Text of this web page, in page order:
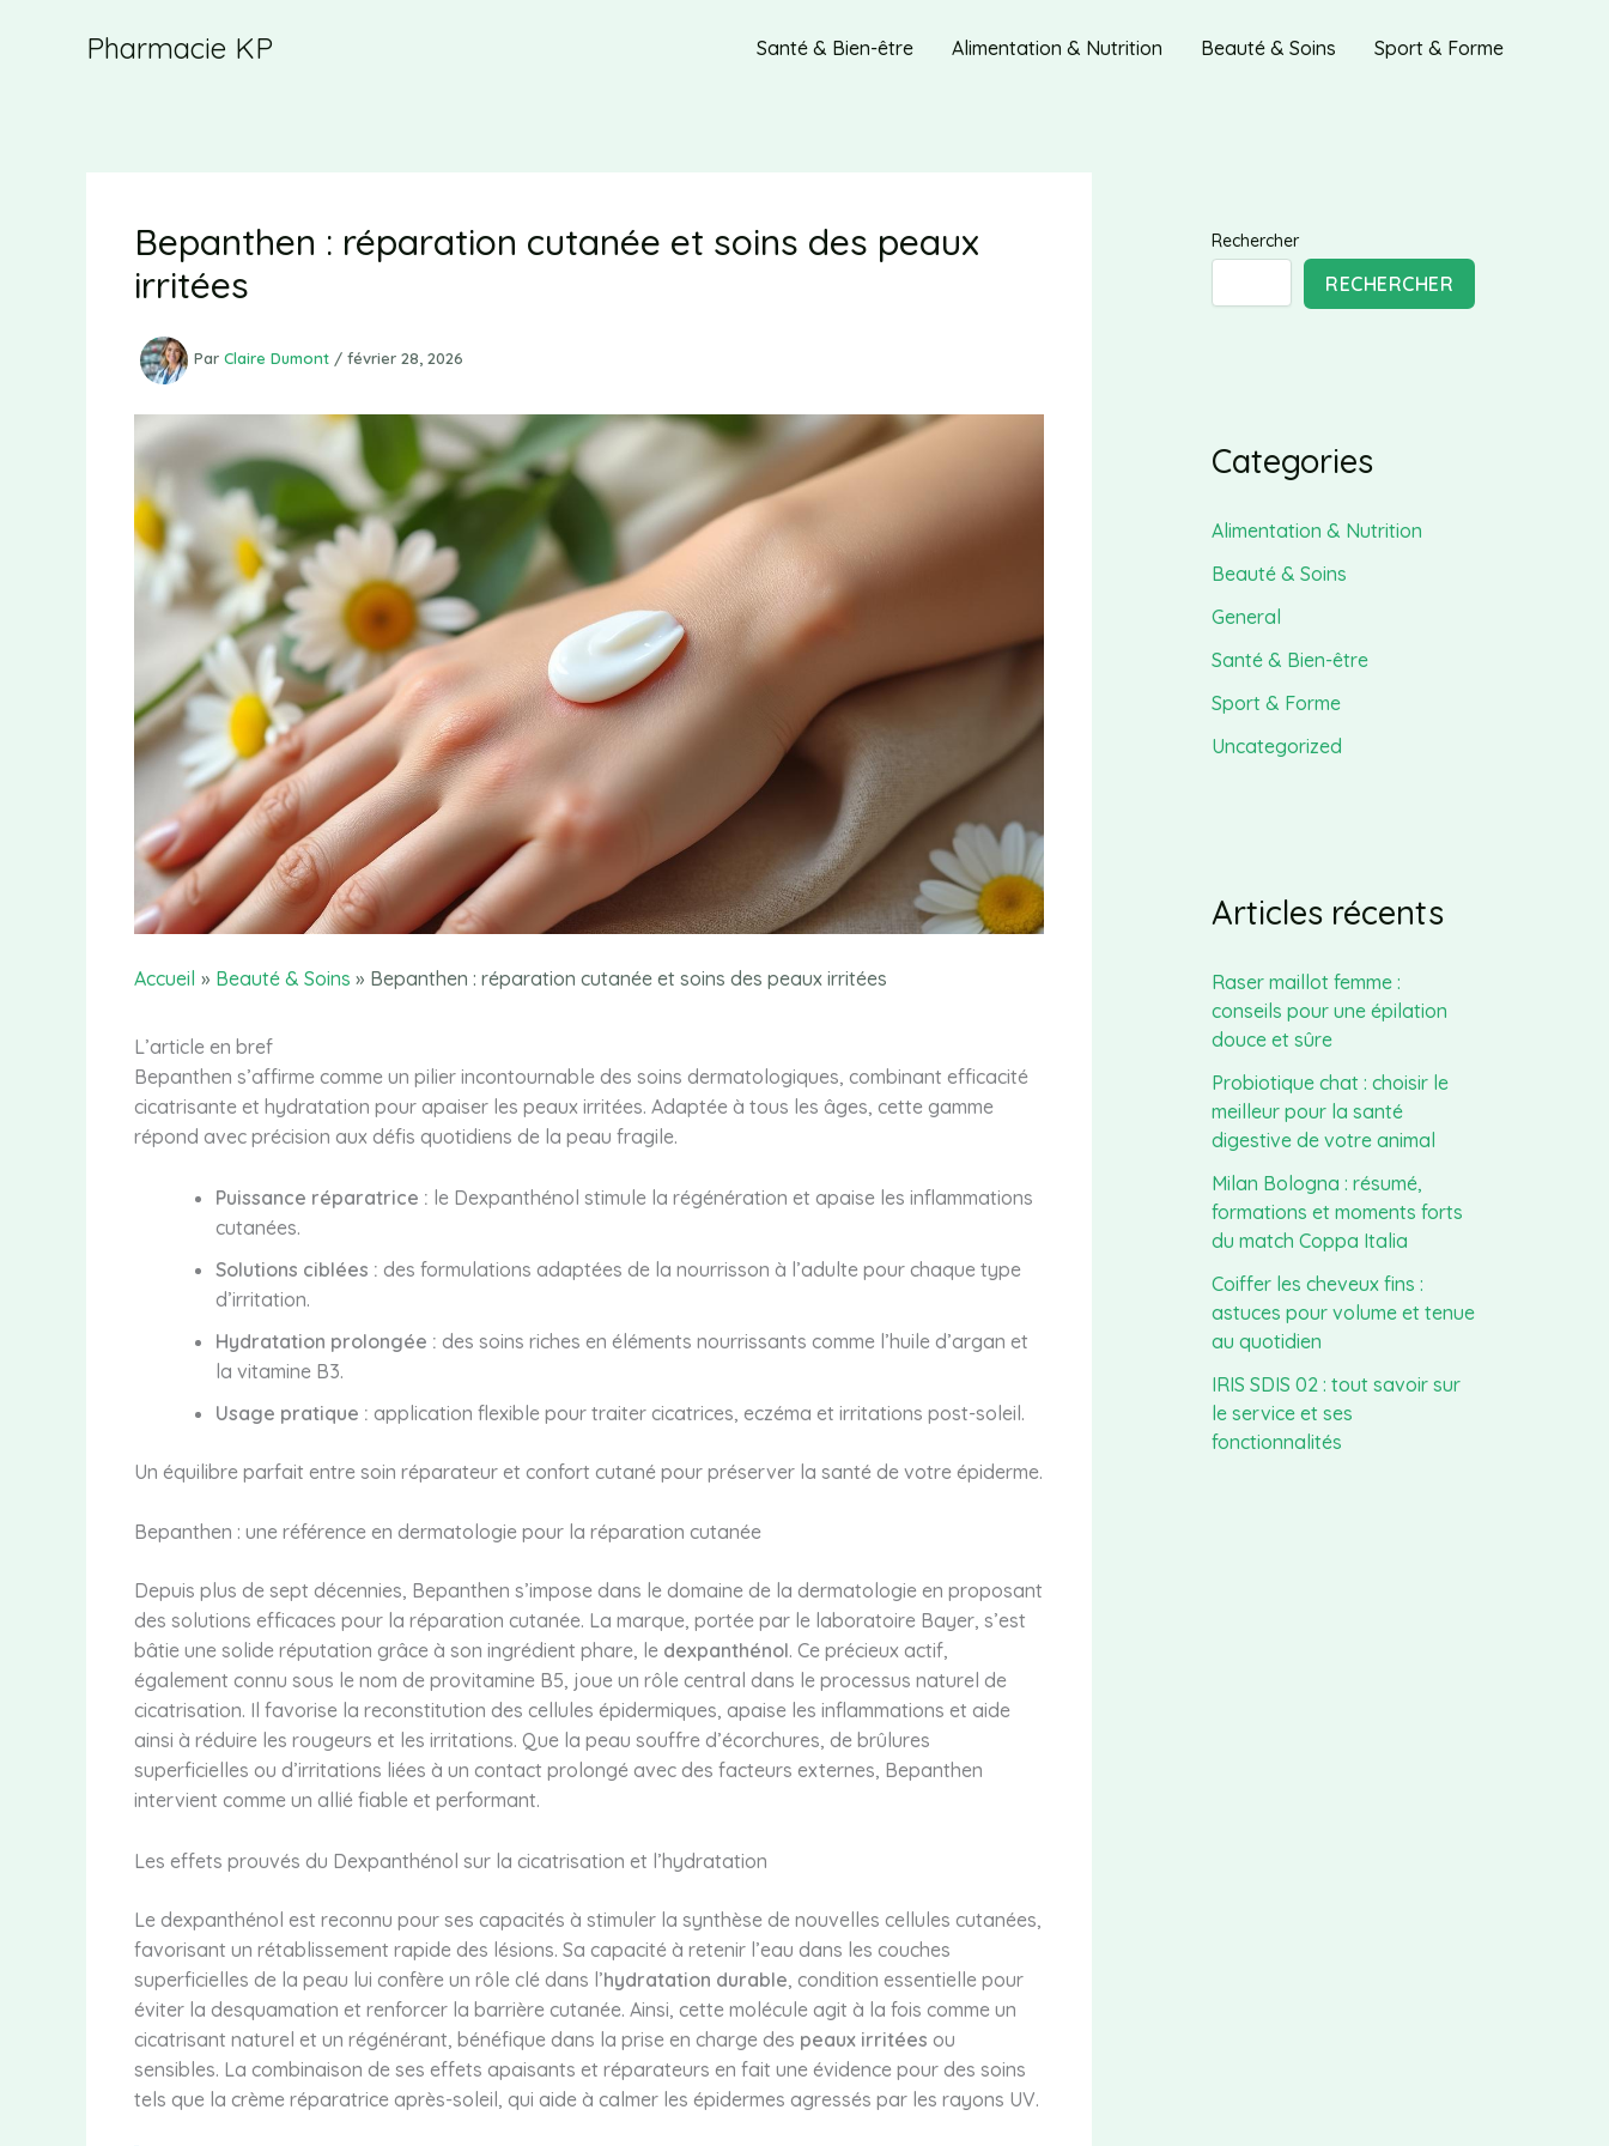
Pharmacie KP Santé & Bien-être Alimentation & Nutrition Beauté & Soins Sport & Forme
Bepanthen : réparation cutanée et soins des peaux
irritées
Par Claire Dumont / février 28, 2026
Accueil Beauté & Soins Bepanthen : réparation cutanée et soins des peaux irritées
L’article en bref
Bepanthen s’affirme comme un pilier incontournable des soins dermatologiques, combinant efficacité
cicatrisante et hydratation pour apaiser les peaux irritées. Adaptée à tous les âges, cette gamme
répond avec précision aux défis quotidiens de la peau fragile.
Puissance réparatrice : le Dexpanthénol stimule la régénération et apaise les inflammations
cutanées.
Solutions ciblées : des formulations adaptées de la nourrisson à l’adulte pour chaque type
d’irritation.
Hydratation prolongée : des soins riches en éléments nourrissants comme l’huile d’argan et
la vitamine B3.
Usage pratique : application flexible pour traiter cicatrices, eczéma et irritations post-soleil.
Un équilibre parfait entre soin réparateur et confort cutané pour préserver la santé de votre épiderme.
Bepanthen : une référence en dermatologie pour la réparation cutanée
Depuis plus de sept décennies, Bepanthen s’impose dans le domaine de la dermatologie en proposant
des solutions efficaces pour la réparation cutanée. La marque, portée par le laboratoire Bayer, s’est
bâtie une solide réputation grâce à son ingrédient phare, le dexpanthénol. Ce précieux actif,
également connu sous le nom de provitamine B5, joue un rôle central dans le processus naturel de
cicatrisation. Il favorise la reconstitution des cellules épidermiques, apaise les inflammations et aide
ainsi à réduire les rougeurs et les irritations. Que la peau souffre d’écorchures, de brûlures
superficielles ou d’irritations liées à un contact prolongé avec des facteurs externes, Bepanthen
intervient comme un allié fiable et performant.
Les effets prouvés du Dexpanthénol sur la cicatrisation et l’hydratation
Le dexpanthénol est reconnu pour ses capacités à stimuler la synthèse de nouvelles cellules cutanées,
favorisant un rétablissement rapide des lésions. Sa capacité à retenir l’eau dans les couches
superficielles de la peau lui confère un rôle clé dans l’hydratation durable, condition essentielle pour
éviter la desquamation et renforcer la barrière cutanée. Ainsi, cette molécule agit à la fois comme un
cicatrisant naturel et un régénérant, bénéfique dans la prise en charge des peaux irritées ou
sensibles. La combinaison de ses effets apaisants et réparateurs en fait une évidence pour des soins
tels que la crème réparatrice après-soleil, qui aide à calmer les épidermes agressés par les rayons UV.
Rechercher
RECHERCHER
Categories
Alimentation & Nutrition
Beauté & Soins
General
Santé & Bien-être
Sport & Forme
Uncategorized
Articles récents
Raser maillot femme :
conseils pour une épilation
douce et sûre
Probiotique chat : choisir le
meilleur pour la santé
digestive de votre animal
Milan Bologna : résumé,
formations et moments forts
du match Coppa Italia
Coiffer les cheveux fins :
astuces pour volume et tenue
au quotidien
IRIS SDIS 02 : tout savoir sur
le service et ses
fonctionnalités